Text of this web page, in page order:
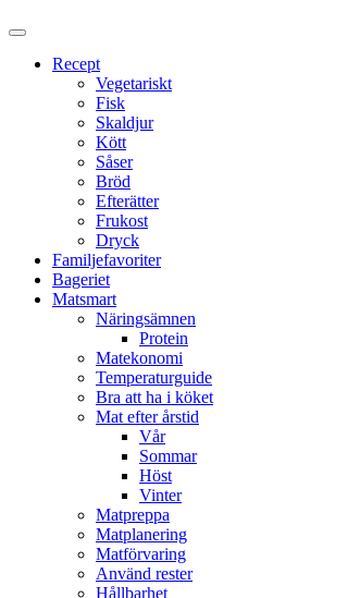
Slå
sökfältRecept
Vegetariskt
Fisk
Skaldjur
Kött
Såser
Bröd
Efterätter
Frukost
Dryck
Familjefavoriter
Bageriet
Matsmart
Näringsämnen
Protein
Matekonomi
Temperaturguide
Bra att ha i köket
Mat efter årstid
Vår
Sommar
Höst
Vinter
Matpreppa
Matplanering
Matförvaring
Använd rester
Hållbarhet